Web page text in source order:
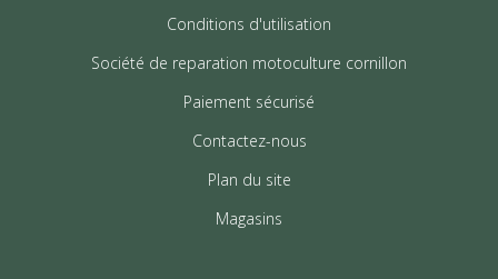
Conditions d'utilisation
Société de reparation motoculture cornillon
Paiement sécurisé
Contactez-nous
Plan du site
Magasins